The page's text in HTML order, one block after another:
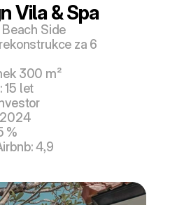
Vila & Spa
Beach Side
za 6
300 m²
15 let
%
4,9